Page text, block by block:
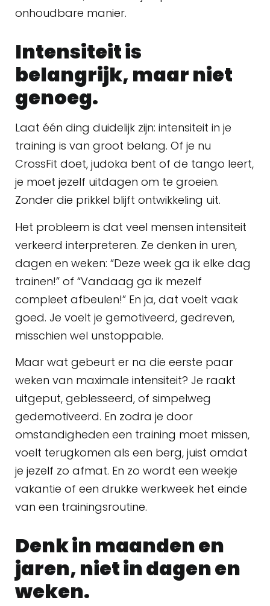
onhoudbare manier.
Intensiteit is
belangrijk, maar niet
genoeg.
Laat één ding duidelijk zijn: intensiteit in je
training is van groot belang. Of je nu
CrossFit doet, judoka bent of de tango leert,
je moet jezelf uitdagen om te groeien.
Zonder die prikkel blijft ontwikkeling uit.
Het probleem is dat veel mensen intensiteit
verkeerd interpreteren. Ze denken in uren,
dagen en weken: “Deze week ga ik elke dag
trainen!” of “Vandaag ga ik mezelf
compleet afbeulen!” En ja, dat voelt vaak
goed. Je voelt je gemotiveerd, gedreven,
misschien wel unstoppable.
Maar wat gebeurt er na die eerste paar
weken van maximale intensiteit? Je raakt
uitgeput, geblesseerd, of simpelweg
gedemotiveerd. En zodra je door
omstandigheden een training moet missen,
voelt terugkomen als een berg, juist omdat
je jezelf zo afmat. En zo wordt een weekje
vakantie of een drukke werkweek het einde
van een trainingsroutine.
Denk in maanden en
jaren, niet in dagen en
weken.